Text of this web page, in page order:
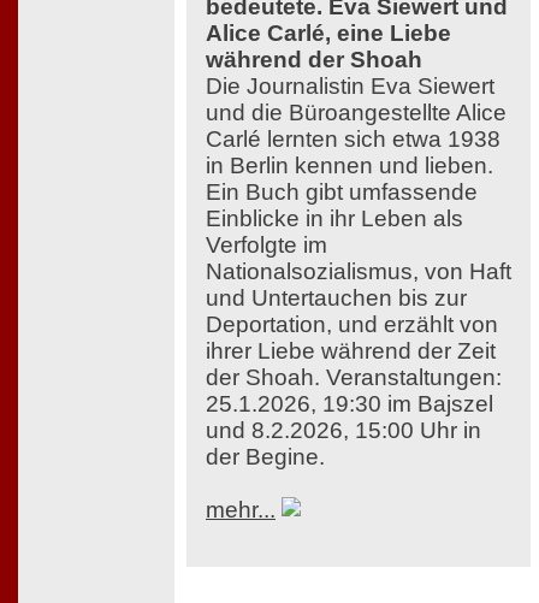
bedeutete. Eva Siewert und
Alice Carlé, eine Liebe
während der Shoah
Die Journalistin Eva Siewert
und die Büroangestellte Alice
Carlé lernten sich etwa 1938
in Berlin kennen und lieben.
Ein Buch gibt umfassende
Einblicke in ihr Leben als
Verfolgte im
Nationalsozialismus, von Haft
und Untertauchen bis zur
Deportation, und erzählt von
ihrer Liebe während der Zeit
der Shoah. Veranstaltungen:
25.1.2026, 19:30 im Bajszel
und 8.2.2026, 15:00 Uhr in
der Begine.
mehr...